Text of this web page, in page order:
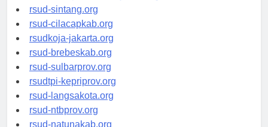
rsudrtnotopuro-sidoarjokab.org
rsud-sintang.org
rsud-cilacapkab.org
rsudkoja-jakarta.org
rsud-brebeskab.org
rsud-sulbarprov.org
rsudtpi-kepriprov.org
rsud-langsakota.org
rsud-ntbprov.org